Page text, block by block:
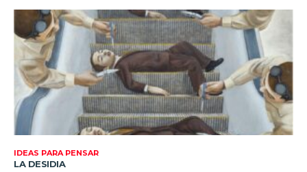
IDEAS PARA PENSAR
LA DESIDIA